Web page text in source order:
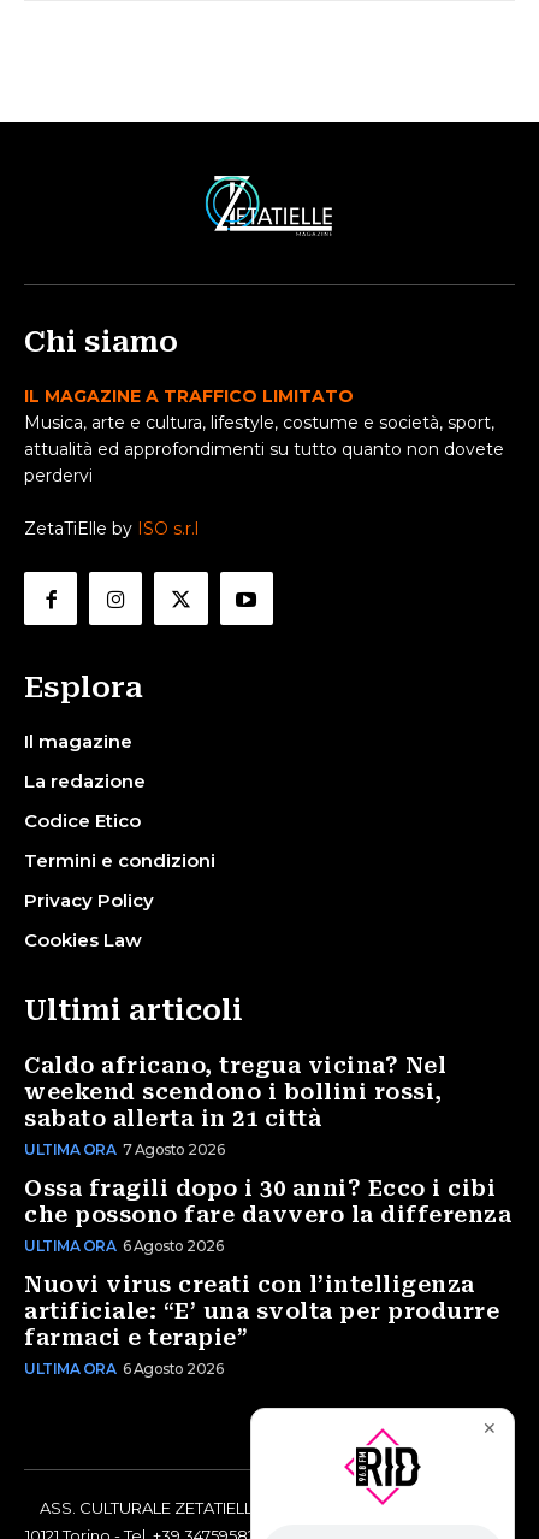
Chi siamo
IL MAGAZINE A TRAFFICO LIMITATO
Musica, arte e cultura, lifestyle, costume e società, sport,
attualità ed approfondimenti su tutto quanto non dovete
perdervi
ZetaTiElle by ISO s.r.l
Esplora
Il magazine
La redazione
Codice Etico
Termini e condizioni
Privacy Policy
Cookies Law
Ultimi articoli
Caldo africano, tregua vicina? Nel
weekend scendono i bollini rossi,
sabato allerta in 21 città
ULTIMA ORA 7 Agosto 2026
Ossa fragili dopo i 30 anni? Ecco i cibi
che possono fare davvero la differenza
ULTIMA ORA 6 Agosto 2026
Nuovi virus creati con l’intelligenza
artificiale: “E’ una svolta per produrre
farmaci e terapie”
ULTIMA ORA 6 Agosto 2026
ASS. CULTURALE ZETATIELLE OFF via Vittorio Amedeo II, 21 -
✕